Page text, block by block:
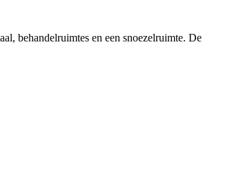
behandelruimtes en een snoezelruimte. De